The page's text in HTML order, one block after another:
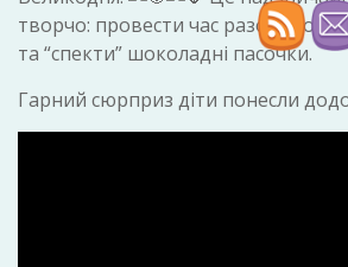
творчо: провести час разом,
та “спекти” шоколадні пасочки.
Гарний сюрприз діти понесли